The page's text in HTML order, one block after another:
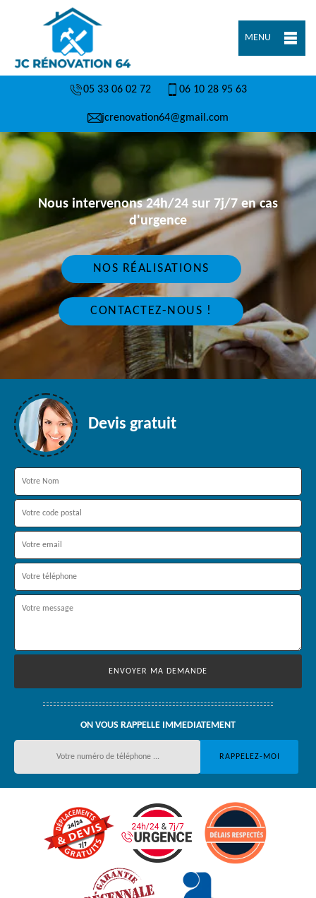
MENU
05 33 06 02 72 06 10 28 95 63
jcrenovation64@gmail.com
Nous intervenons 24h/24 sur 7j/7 en cas
d'urgence
NOS RÉALISATIONS
CONTACTEZ-NOUS !
Devis gratuit
ON VOUS RAPPELLE IMMEDIATEMENT